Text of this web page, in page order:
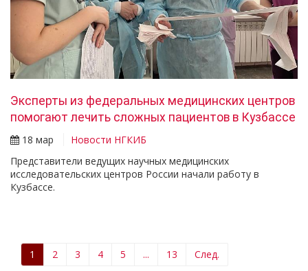
Эксперты из федеральных медицинских центров
помогают лечить сложных пациентов в Кузбассе
18 мар
Новости НГКИБ
Представители ведущих научных медицинских
исследовательских центров России начали работу в
Кузбассе.
1 2 3 4 5 ... 13 След.